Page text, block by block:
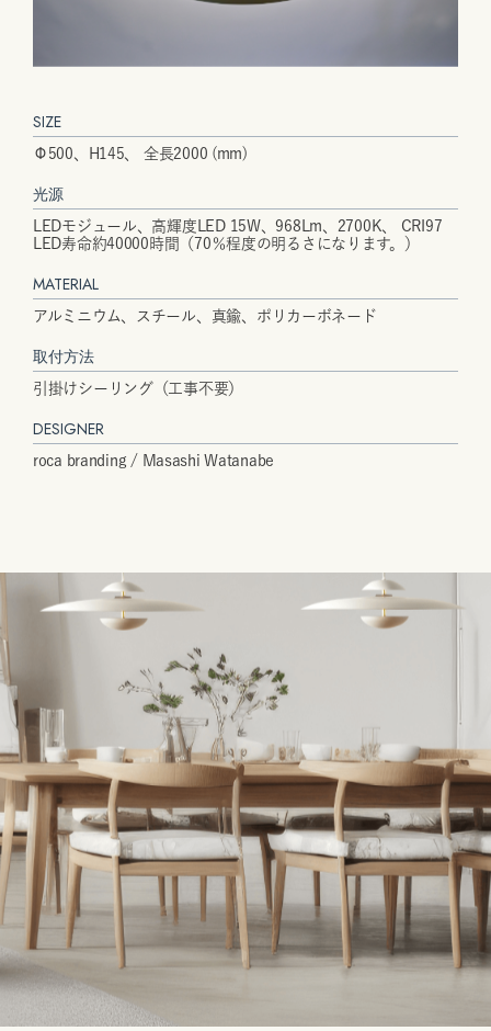
SIZE
Φ500、H145、 全長2000 (mm)
光源
LEDモジュール、高輝度LED 15W、968Lm、2700K、 CRI97
LED寿命約40000時間（70％程度の明るさになります。）
MATERIAL
アルミニウム、スチール、真鍮、ポリカーボネード
取付方法
引掛けシーリング（工事不要）
DESIGNER
roca branding / Masashi Watanabe